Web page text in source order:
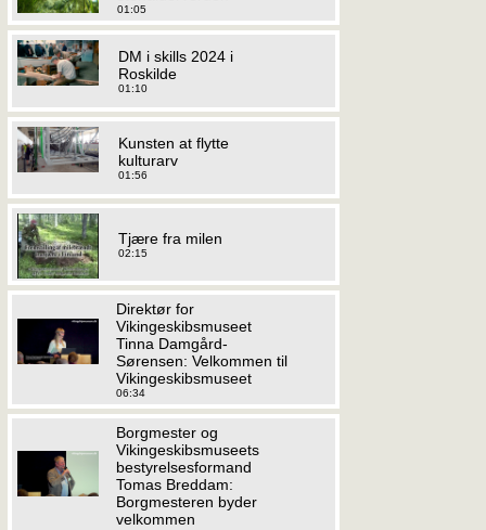
01:05
DM i skills 2024 i
Roskilde
01:10
Kunsten at flytte
kulturarv
01:56
Tjære fra milen
02:15
Direktør for
Vikingeskibsmuseet
Tinna Damgård-
Sørensen: Velkommen til
Vikingeskibsmuseet
06:34
Borgmester og
Vikingeskibsmuseets
bestyrelsesformand
Tomas Breddam:
Borgmesteren byder
velkommen